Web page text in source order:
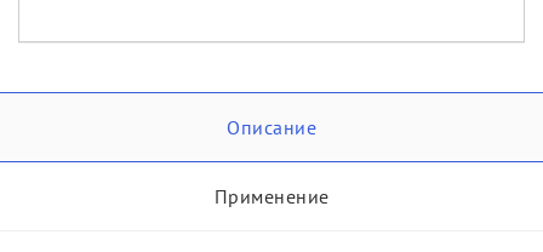
Описание
Применение